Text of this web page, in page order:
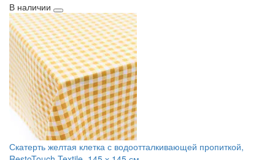
В наличии
Скатерть желтая клетка с водоотталкивающей пропиткой,